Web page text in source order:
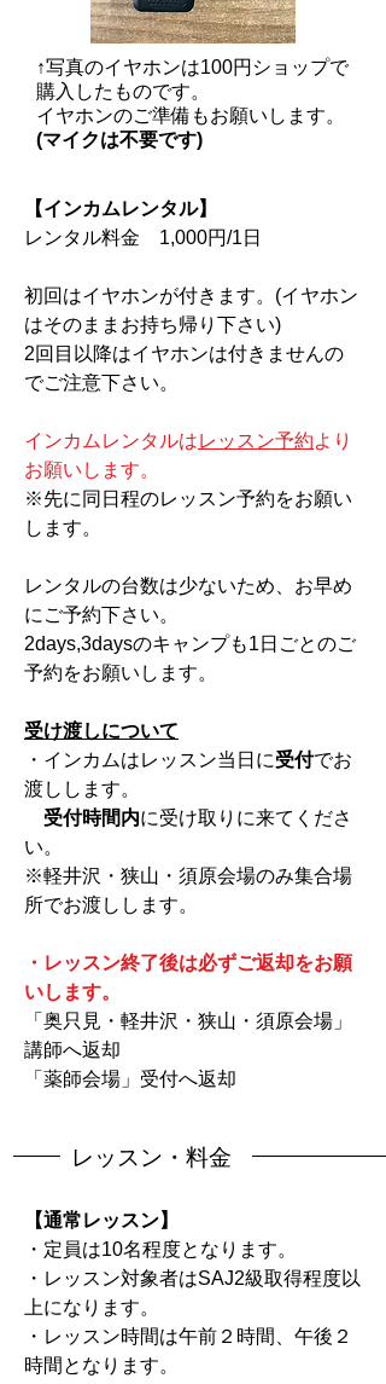
​↑写真のイヤホンは100円ショップで
購入したものです。
イヤホンのご準備もお願いします。
(マイクは不要です)
【インカムレンタル】
​レンタル料金 1,000円/1日
初回はイヤホンが付きます。(イヤホン
はそのままお持ち帰り下さい)
2回目以降はイヤホンは付きませんの
でご注意下さい。
​インカムレンタルはレッスン予約より
お願いします。
​※先に同日程のレッスン予約をお願い
します。
​レンタルの台数は少ないため、お早め
にご予約下さい。
2days,3daysのキャンプも1日ごとのご
予約をお願いします。
受け渡しについて
・インカムはレッスン当日に受付でお
渡しします。
受付時間内に受け取りに来てくださ
い。
​※軽井沢・狭山・須原会場のみ集合場
所でお渡しします。
・レッスン終了後は必ずご返却をお願
いします。
「奥只見・軽井沢・狭山・須原会場」
講師へ返却
「薬師会場」受付へ返却
レッスン・料金
​【通常レッスン】
・定員は10名程度となります。
・レッスン対象者はSAJ2級取得程度以
上になります。
・レッスン時間は午前２時間、午後２
時間となります。